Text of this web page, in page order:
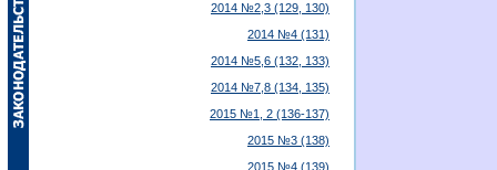
2014 №2,3 (129, 130)
2014 №4 (131)
2014 №5,6 (132, 133)
2014 №7,8 (134, 135)
2015 №1, 2 (136-137)
2015 №3 (138)
2015 №4 (139)